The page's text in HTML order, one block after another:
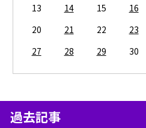
13
14 15 16
20
21 22 23
27
28 29 30
過去記事